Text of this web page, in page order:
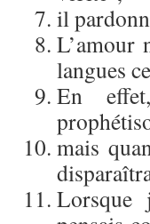
il
L’amour
langues
En
mais
Lorsque